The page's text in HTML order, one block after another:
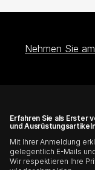
Nehmen Sie am
Erfahren Sie als Erster
und
Mit Ihrer Anmeldung
gelegentlich E-Mails
Wir respektieren Ihre